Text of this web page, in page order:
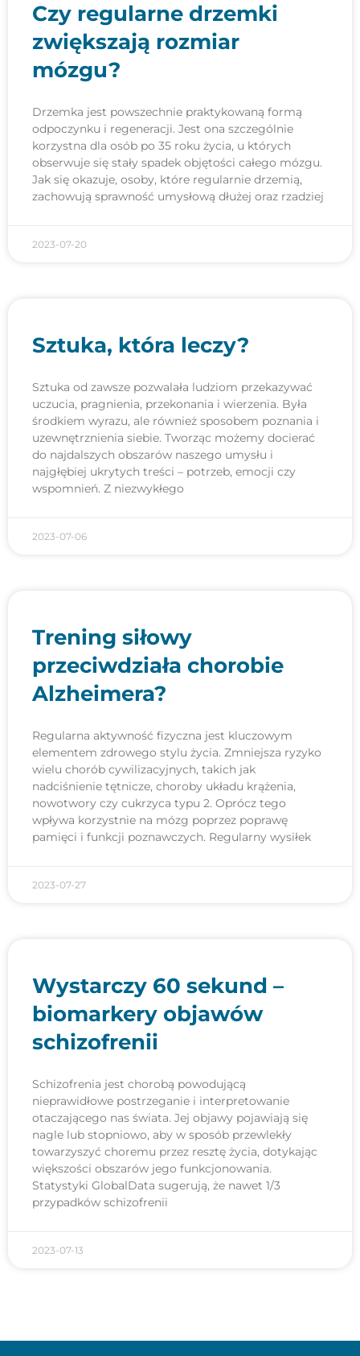
Czy regularne drzemki
zwiększają rozmiar
mózgu?
Drzemka jest powszechnie praktykowaną formą
odpoczynku i regeneracji. Jest ona szczególnie
korzystna dla osób po 35 roku życia, u których
obserwuje się stały spadek objętości całego mózgu.
Jak się okazuje, osoby, które regularnie drzemią,
zachowują sprawność umysłową dłużej oraz rzadziej
2023-07-20
Sztuka, która leczy?
Sztuka od zawsze pozwalała ludziom przekazywać
uczucia, pragnienia, przekonania i wierzenia. Była
środkiem wyrazu, ale również sposobem poznania i
uzewnętrznienia siebie. Tworząc możemy docierać
do najdalszych obszarów naszego umysłu i
najgłębiej ukrytych treści – potrzeb, emocji czy
wspomnień. Z niezwykłego
2023-07-06
Trening siłowy
przeciwdziała chorobie
Alzheimera?
Regularna aktywność fizyczna jest kluczowym
elementem zdrowego stylu życia. Zmniejsza ryzyko
wielu chorób cywilizacyjnych, takich jak
nadciśnienie tętnicze, choroby układu krążenia,
nowotwory czy cukrzyca typu 2. Oprócz tego
wpływa korzystnie na mózg poprzez poprawę
pamięci i funkcji poznawczych. Regularny wysiłek
2023-07-27
Wystarczy 60 sekund –
biomarkery objawów
schizofrenii
Schizofrenia jest chorobą powodującą
nieprawidłowe postrzeganie i interpretowanie
otaczającego nas świata. Jej objawy pojawiają się
nagle lub stopniowo, aby w sposób przewlekły
towarzyszyć choremu przez resztę życia, dotykając
większości obszarów jego funkcjonowania.
Statystyki GlobalData sugerują, że nawet 1/3
przypadków schizofrenii
2023-07-13